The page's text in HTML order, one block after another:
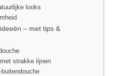
looks
– met tips &
strakke lijnen